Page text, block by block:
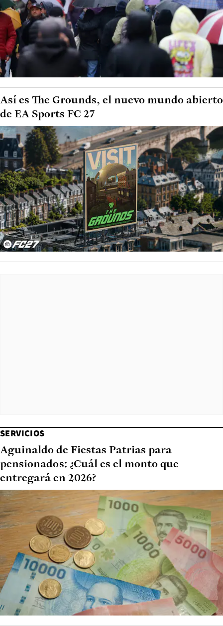
Así es The Grounds, el nuevo mundo abierto
de EA Sports FC 27
SERVICIOS
Aguinaldo de Fiestas Patrias para
pensionados: ¿Cuál es el monto que
entregará en 2026?